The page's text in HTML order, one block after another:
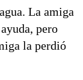
La amiga
pero
la perdió